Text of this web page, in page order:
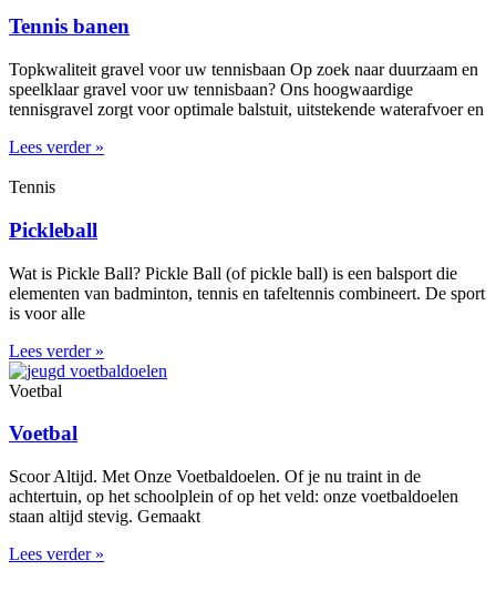
Tennis banen
Topkwaliteit gravel voor uw tennisbaan Op zoek naar duurzaam en
speelklaar gravel voor uw tennisbaan? Ons hoogwaardige
tennisgravel zorgt voor optimale balstuit, uitstekende waterafvoer en
Lees verder »
Tennis
Pickleball
Wat is Pickle Ball? Pickle Ball (of pickle ball) is een balsport die
elementen van badminton, tennis en tafeltennis combineert. De sport
is voor alle
Lees verder »
Voetbal
Voetbal
Scoor Altijd. Met Onze Voetbaldoelen. Of je nu traint in de
achtertuin, op het schoolplein of op het veld: onze voetbaldoelen
staan altijd stevig. Gemaakt
Lees verder »